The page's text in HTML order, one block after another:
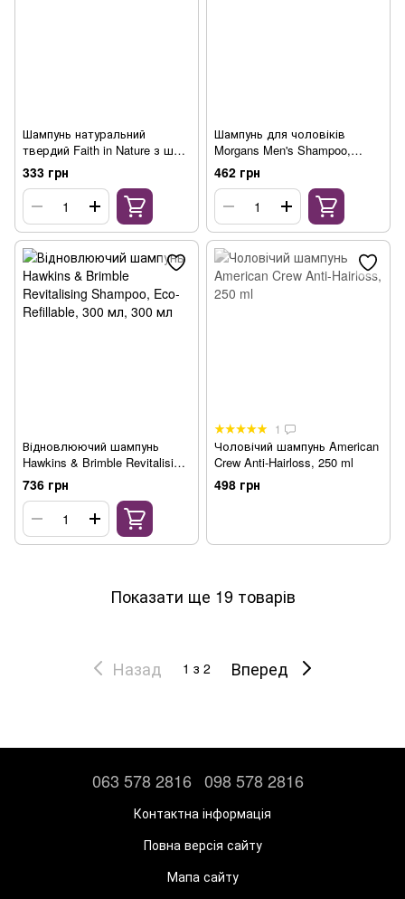
Шампунь натуральний
твердий Faith in Nature з ши
та арганою, 85 г
333 грн
Шампунь для чоловіків
Morgans Men's Shampoo,
250мл
462 грн
Відновлюючий шампунь
Hawkins & Brimble Revitalising
Shampoo, Eco-Refillable, 300
мл
736 грн
1
Чоловічий шампунь American
Crew Anti-Hairloss, 250 ml
498 грн
Показати ще 19 товарів
Назад 1 з 2 Вперед
063 578 2816 098 578 2816
Контактна інформація
Повна версія сайту
Мапа сайту